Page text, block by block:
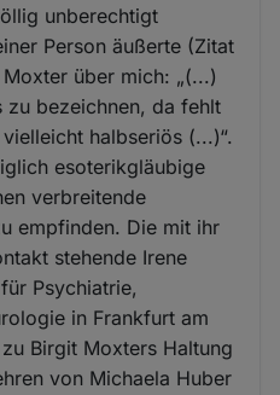
unberechtigt
Person äußerte (Zitat
über mich: „(...)
zu bezeichnen, da fehlt
halbseriös (...)“.
esoterikgläubige
verbreitende
empfinden. Die mit ihr
stehende Irene
Psychiatrie,
in Frankfurt am
Birgit Moxters Haltung
von Michaela Huber